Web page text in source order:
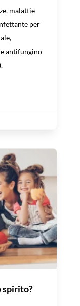
malattie
per
antifungino
spirito?